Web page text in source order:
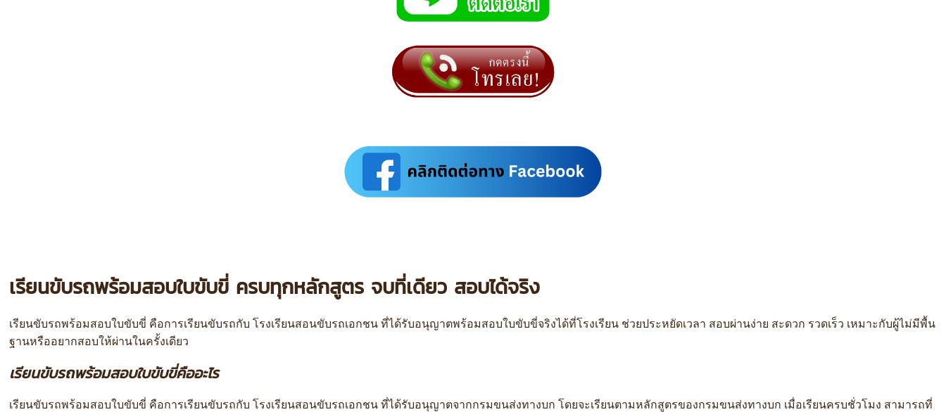
เรียนขับรถพร้อมสอบใบขับขี่ ครบทุกหลักสูตร จบที่เดียว สอบได้จริง
เรียนขับรถพร้อมสอบใบขับขี่ คือการเรียนขับรถกับ โรงเรียนสอนขับรถเอกชน ที่ได้รับอนุญาตพร้อมสอบใบขับขี่จริงได้ที่โรงเรียน ช่วยประหยัดเวลา สอบผ่านง่าย สะดวก รวดเร็ว เหมาะกับผู้ไม่มีพื้น
ฐานหรืออยากสอบให้ผ่านในครั้งเดียว
เรียนขับรถพร้อมสอบใบขับขี่คืออะไร
เรียนขับรถพร้อมสอบใบขับขี่ คือการเรียนขับรถกับ โรงเรียนสอนขับรถเอกชน ที่ได้รับอนุญาตจากกรมขนส่งทางบก โดยจะเรียนตามหลักสูตรของกรมขนส่งทางบก เมื่อเรียนครบชั่วโมง สามารถที่